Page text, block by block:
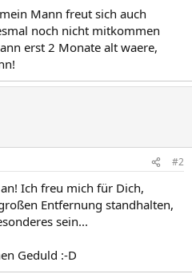
Mann freut sich auch
noch nicht mitkommen
erst 2 Monate alt waere,
#2
Ich freu mich für Dich,
Entfernung standhalten,
sein...
Geduld :-D